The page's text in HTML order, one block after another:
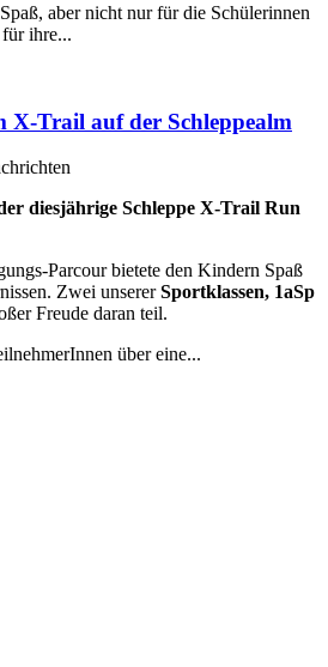
aber nicht nur für die Schülerinnen
ihre...
X-Trail auf der Schleppealm
diesjährige Schleppe X-Trail Run
Parcour bietete den Kindern Spaß
Zwei unsererSportklassen, 1aSp
Freude daran teil.
über eine...